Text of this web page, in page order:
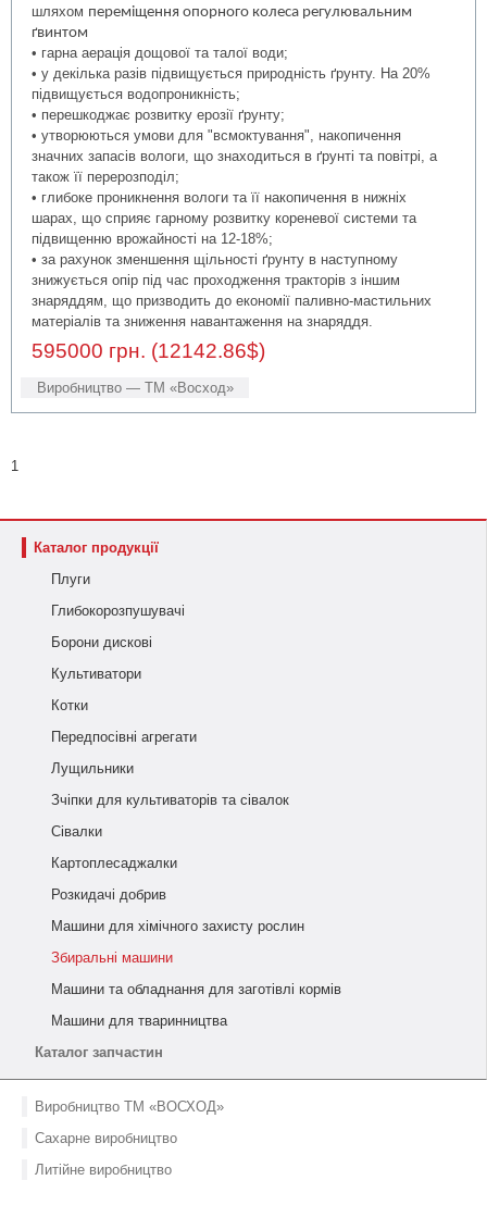
Каталог продукції
Плуги
Глибокорозпушувачі
Борони дискові
Культиватори
Котки
Передпосівні агрегати
Лущильники
Зчіпки для культиваторів та сівалок
Сівалки
Картоплесаджалки
Розкидачі добрив
Машини для хімічного захисту рослин
Збиральні машини
Машини та обладнання для заготівлі кормів
Машини для тваринництва
Каталог запчастин
Виробництво ТМ «ВОСХОД»
Сахарне виробництво
Литійне виробництво
шляхом переміщення опорного колеса регулювальним
ґвинтом
• гарна аерація дощової та талої води;
• у декілька разів підвищується природність ґрунту. На 20%
підвищується водопроникність;
• перешкоджає розвитку ерозії ґрунту;
• утворюються умови для "всмоктування", накопичення
значних запасів вологи, що знаходиться в ґрунті та повітрі, а
також її перерозподіл;
• глибоке проникнення вологи та її накопичення в нижніх
шарах, що сприяє гарному розвитку кореневої системи та
підвищенню врожайності на 12-18%;
• за рахунок зменшення щільності ґрунту в наступному
знижується опір під час проходження тракторів з іншим
знаряддям, що призводить до економії паливно-мастильних
матеріалів та зниження навантаження на знаряддя.
595000 грн. (12142.86$)
Виробництво — ТМ «Восход»
1